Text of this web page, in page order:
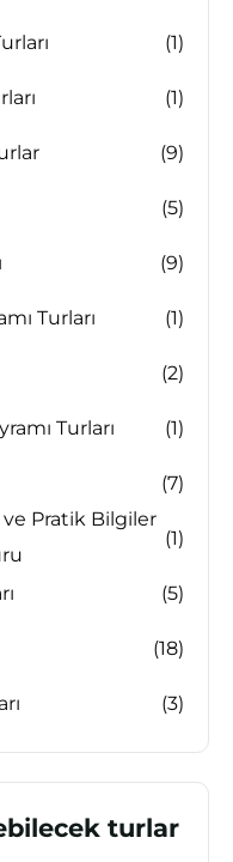
(1)
(1)
(9)
(5)
(9)
Turları (1)
(2)
Turları (1)
Pratik Bilgiler
(7)
(1)
(5)
(18)
(3)
turlar